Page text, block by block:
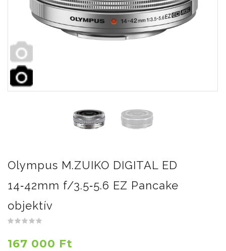
Olympus M.ZUIKO DIGITAL ED
14‑42mm f/3.5‑5.6 EZ Pancake
objektív
167 000 Ft